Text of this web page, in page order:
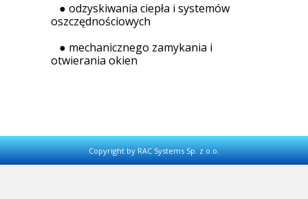
● odzyskiwania ciepła i systemów
oszczędnościowych
● mechanicznego zamykania i
otwierania okien
Copyright by RAC Systems Sp. z o.o.